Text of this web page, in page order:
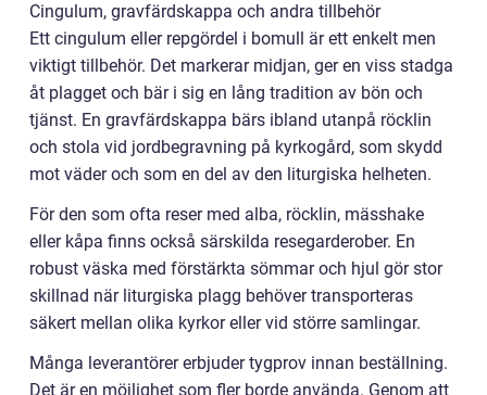
Cingulum, gravfärdskappa och andra tillbehör
Ett cingulum eller repgördel i bomull är ett enkelt men
viktigt tillbehör. Det markerar midjan, ger en viss stadga
åt plagget och bär i sig en lång tradition av bön och
tjänst. En gravfärdskappa bärs ibland utanpå röcklin
och stola vid jordbegravning på kyrkogård, som skydd
mot väder och som en del av den liturgiska helheten.
För den som ofta reser med alba, röcklin, mässhake
eller kåpa finns också särskilda resegarderober. En
robust väska med förstärkta sömmar och hjul gör stor
skillnad när liturgiska plagg behöver transporteras
säkert mellan olika kyrkor eller vid större samlingar.
Många leverantörer erbjuder tygprov innan beställning.
Det är en möjlighet som fler borde använda. Genom att